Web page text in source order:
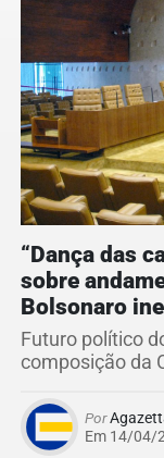
“Dança das
sobre
Bolsonaro
Futuro político
composição da
Por
Em 14/04/